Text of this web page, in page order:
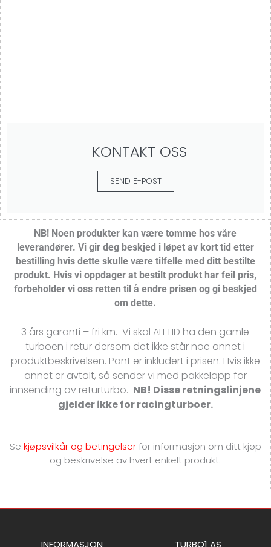
KONTAKT OSS
SEND E-POST
NB! Noen produkter kan være tomme hos våre
leverandører. Vi gir deg beskjed i løpet av kort tid etter
bestilling hvis dette skulle være tilfelle med ditt bestilte
produkt. Hvis vi oppdager at bestilt produkt har feil pris,
forbeholder vi oss retten til å endre prisen og gi beskjed
om dette.
3 års garanti – fri km. Vi skal ALLTID ha den gamle
turboen i retur dersom det ikke står noe annet i
produktbeskrivelsen. Pant er inkludert i prisen. Hvis ikke
annet er avtalt, så sender vi med pakkelapp for
innsending av returturbo. NB! Disse retningslinjene
gjelder ikke for racingturboer.
Se kjøpsvilkår og betingelserfor informasjon om ditt kjøp
og beskrivelse av hvert enkelt produkt.
INFORMASJON TURBO1 AS